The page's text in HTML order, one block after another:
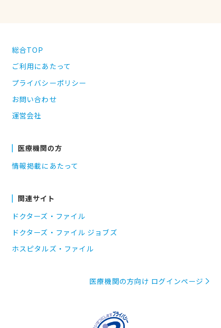
総合TOP
ご利用にあたって
プライバシーポリシー
お問い合わせ
運営会社
医療機関の方
情報掲載にあたって
関連サイト
ドクターズ・ファイル
ドクターズ・ファイル ジョブズ
ホスピタルズ・ファイル
医療機関の方向け ログインページ